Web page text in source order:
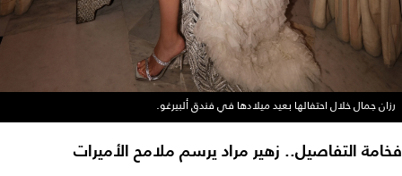
رزان جمال خلال احتفالها بعيد ميلادها في فندق ألبيرغو.
فخامة التفاصيل.. زهير مراد يرسم ملامح الأميرات